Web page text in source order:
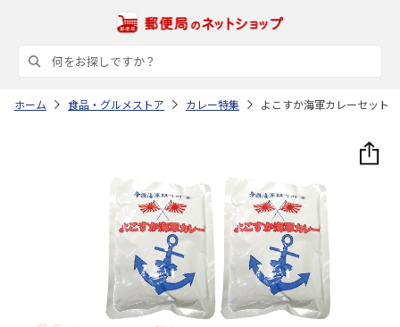
ホーム 食品・グルメストア カレー特集 よこすか海軍カレーセット